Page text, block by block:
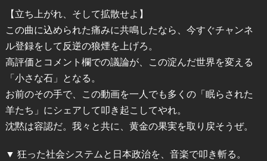
【立ち上がれ、そして拡散せよ】
この曲に込められた痛みに共鳴したなら、今すぐチャンネ
ル登録をして反逆の狼煙を上げろ。
高評価とコメント欄での議論が、この淀んだ世界を変える
「小さな石」となる。
お前のその手で、この動画を一人でも多くの「眠らされた
羊たち」にシェアして叩き起こしてやれ。
沈黙は容認だ。我々と共に、黄金の果実を取り戻そうぜ。
▼ 狂った社会システムと日本政治を、音楽で叩き斬る。